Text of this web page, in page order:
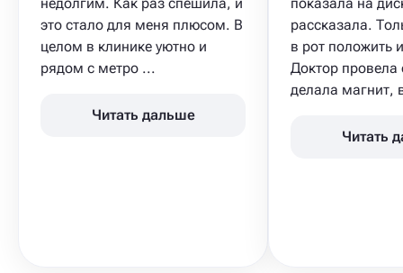
это стало для меня плюсом. В
целом в клинике уютно и
рядом с метро ...
Читать дальше
рассказала.
в рот положить
Доктор провела
делала магнит,
Читать